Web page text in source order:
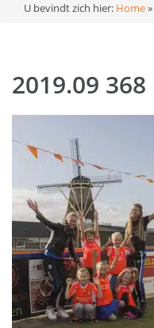
U bevindt zich hier: Home»
2019.09 368